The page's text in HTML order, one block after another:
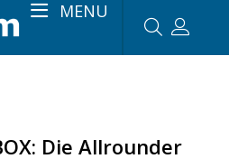
MENU
Die Allrounder